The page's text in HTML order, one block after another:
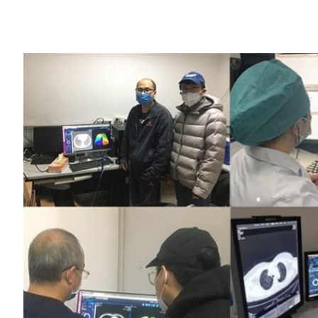
中國的數坤科技使用 NVIDIA GPU 開發了
速度。
COVID-19 大流行像之前發生的幾件事一
但是數坤科技要做出回應，需要“對我們的
數坤科技是一家由中國一些最聰明的 AI
全球大流行爆發時診斷心臟病和中風。
該公司迅速轉移了資源，開發一種分析胸